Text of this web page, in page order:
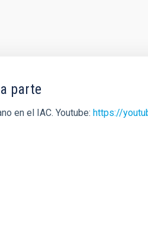
parte
en el IAC. Youtube: https://